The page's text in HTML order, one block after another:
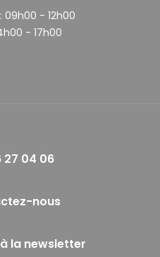
09h00 - 12h00
- 17h00
27 04 06
nous
la newsletter